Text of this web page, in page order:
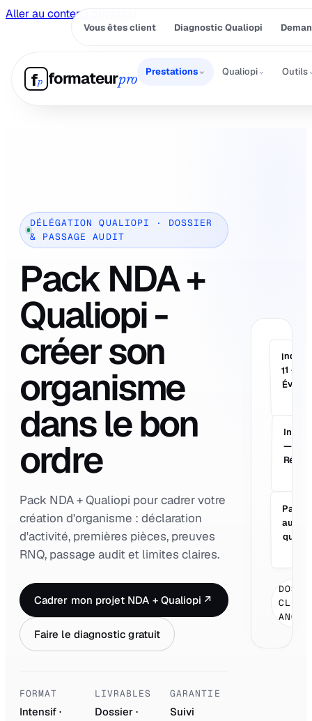
Aller au contenu principal
Vous êtes client Diagnostic Qualiopi
fp formateurpro
Prestations⌄ Qualiopi⌄ Outils
DÉLÉGATION QUALIOPI · DOSSIER
& PASSAGE AUDIT
Pack NDA +
Qualiopi -
créer son
organisme
dans le bon
ordre
Pack NDA + Qualiopi pour cadrer votre
création d'organisme : déclaration
d'activité, premières pièces, preuves
RNQ, passage audit et limites claires.
Cadrer mon projet NDA + Qualiopi ↗
Faire le diagnostic gratuit
FORMAT
Intensif ·
LIVRABLES
Dossier ·
GARANTIE
Suivi
11 —
—
audit